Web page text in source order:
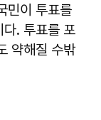
민이 투표를
다. 투표를 포
약해질 수밖